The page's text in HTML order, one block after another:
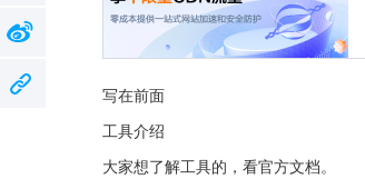
写在前面
工具介绍
大家想了解工具的，看官方文档。